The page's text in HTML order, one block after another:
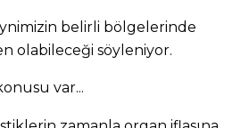
belirli bölgelerinde
olabileceği söyleniyor.
var...